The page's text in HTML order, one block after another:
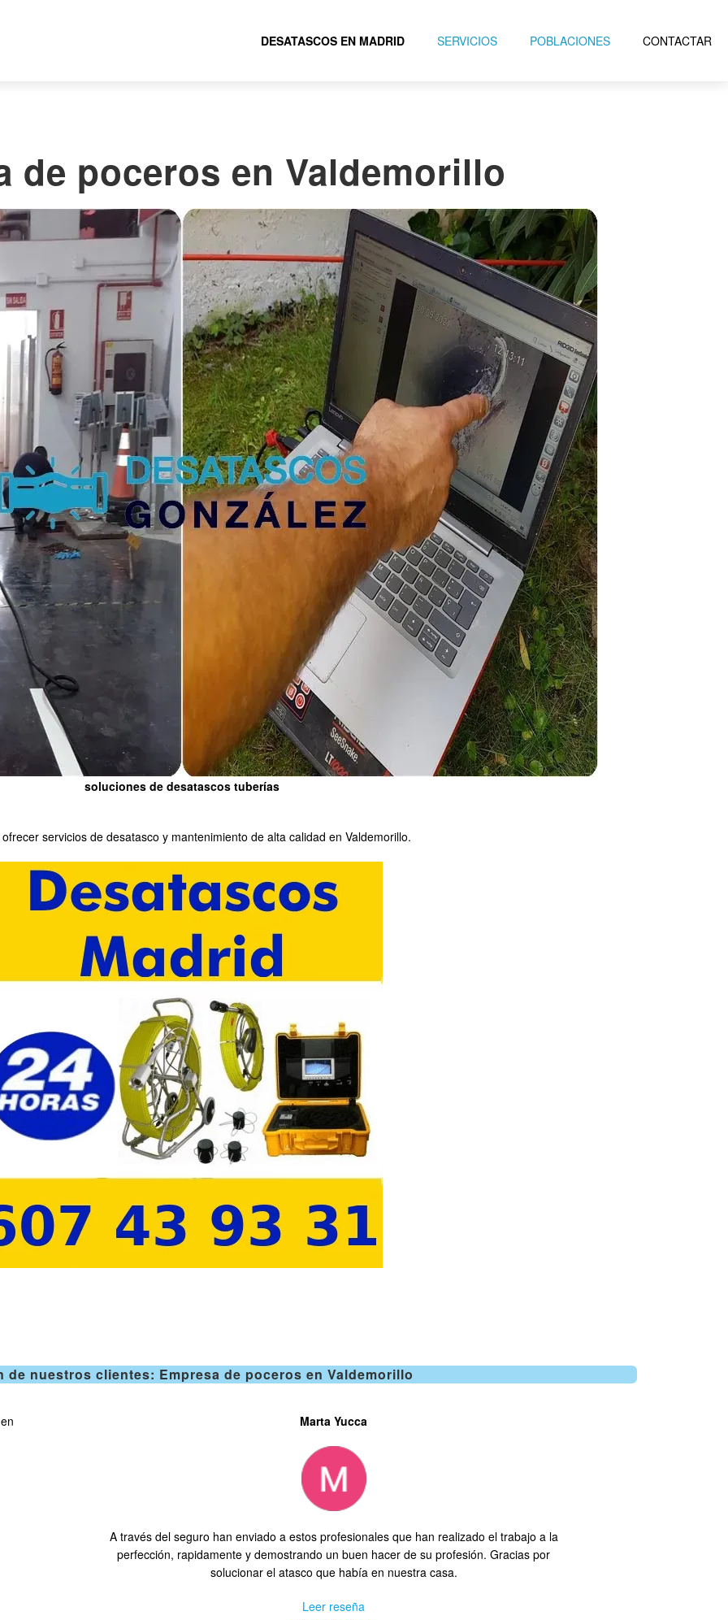
DESATASCOS EN MADRID SERVICIOS POBLACIONES CONTACTAR
de poceros en Valdemorillo
soluciones de desatascos tuberías
servicios de desatasco y mantenimiento de alta calidad en Valdemorillo.
de nuestros clientes: Empresa de poceros en Valdemorillo
estaban en
Marta Yucca
A través del seguro han enviado a estos profesionales que han realizado el trabajo a la
perfección, rapidamente y demostrando un buen hacer de su profesión. Gracias por
solucionar el atasco que había en nuestra casa.
Leer reseña